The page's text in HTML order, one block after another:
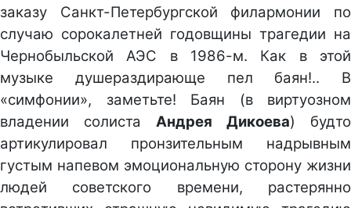
заказу Санкт-Петербургской филармонии по
случаю сорокалетней годовщины трагедии на
Чернобыльской АЭС в 1986-м. Как в этой
музыке душераздирающе пел баян!.. В
«симфонии», заметьте! Баян (в виртуозном
владении солиста Андрея Дикоева) будто
артикулировал пронзительным надрывным
густым напевом эмоциональную сторону жизни
людей советского времени, растерянно